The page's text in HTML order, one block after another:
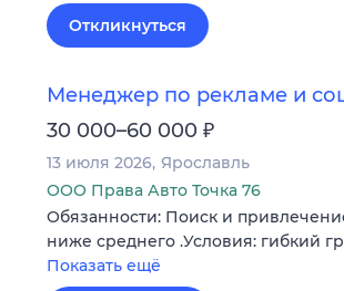
Откликнуться
Менеджер по рекламе и
30 000–60 000 ₽
13 июля 2026 Ярославль
ООО Права Авто Точка 76
Обязанности: Поиск и
ниже среднего .Условия: гибкий
Показать ещё